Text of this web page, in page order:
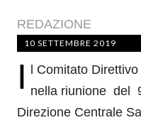
REDAZIONE
10 SETTEMBRE 2019
I
l Comitato
nella riunione del
Direzione Centrale